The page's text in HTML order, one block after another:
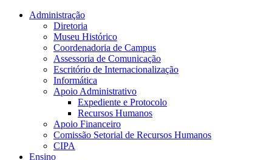
Conteúdo principal Menu principal
Administração
Diretoria
Museu Histórico
Coordenadoria de Campus
Assessoria de Comunicação
Escritório de Internacionalização
Informática
Apoio Administrativo
Expediente e Protocolo
Recursos Humanos
Apoio Financeiro
Comissão Setorial de Recursos Humanos
CIPA
Ensino